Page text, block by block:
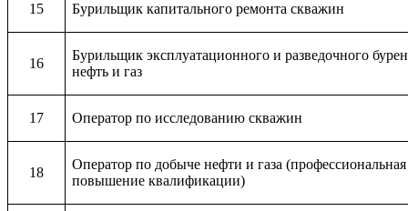
15 Бурильщик капитального ремонта скважин
16
Бурильщик эксплуатационного и разведочного
нефть и газ
17 Оператор по исследованию скважин
18
Оператор по добыче нефти и газа
повышение квалификации)